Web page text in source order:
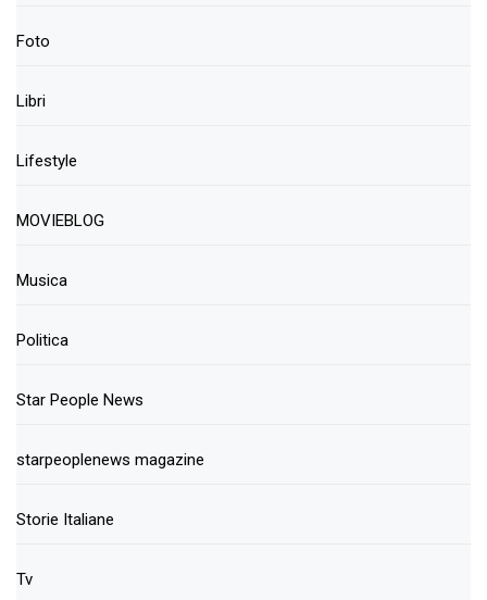
Foto
Libri
Lifestyle
MOVIEBLOG
Musica
Politica
Star People News
starpeoplenews magazine
Storie Italiane
Tv